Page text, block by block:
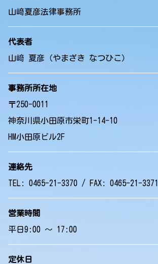
山﨑夏彦法律事務所
代表者
山﨑 夏彦（やまざき なつひこ）
事務所所在地
〒250-0011
神奈川県小田原市栄町1-14-10
HM小田原ビル2F
連絡先
TEL: 0465-21-3370 / FAX: 0465-21-3371
営業時間
平日9:00 ～ 17:00
定休日